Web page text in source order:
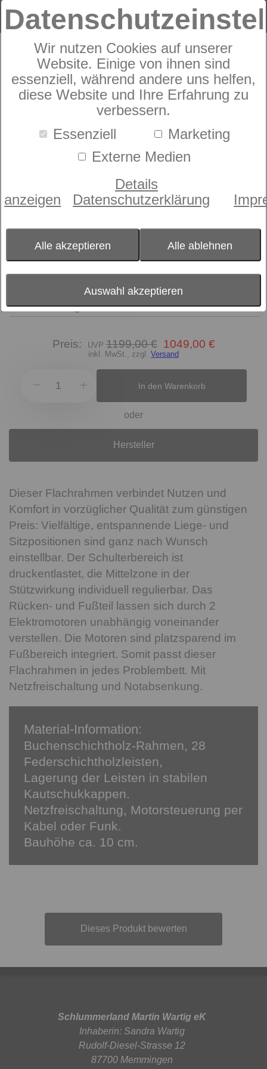
Wir nutzen Cookies auf unserer
Website. Einige von ihnen sind
essenziell, während andere uns helfen,
diese Website und Ihre Erfahrung zu
verbessern.
Essenziell
Marketing
Externe Medien
Details
anzeigen
Datenschutzerklärung
Alle akzeptieren Alle ablehnen
Auswahl akzeptieren
Sympathica Comfort M2
Smart K
Größe
Verstellmöglichkeit
motorisch verstellbar
Motorbedienung
Preis: 1199,00 € 1049,00 €
inkl. MwSt., zzgl. Versand
In den Warenkorb
oder
Hersteller
Dieser Flachrahmen verbindet Nutzen und
Komfort in vorzüglicher Qualität zum günstigen
Preis: Vielfältige, entspannende Liege- und
Sitzpositionen sind ganz nach Wunsch
einstellbar. Der Schulterbereich ist
druckentlastet, die Mittelzone in der
Stützwirkung individuell regulierbar. Das
Rücken- und Fußteil lassen sich durch 2
Elektromotoren unabhängig voneinander
verstellen. Die Motoren sind platzsparend im
Fußbereich integriert. Somit passt dieser
Flachrahmen in jedes Problembett. Mit
Netzfreischaltung und Notabsenkung.
Material-Information:
Buchenschichtholz-Rahmen, 28
Federschichtholzleisten,
Lagerung der Leisten in stabilen
Kautschukkappen.
Netzfreischaltung, Motorsteuerung per
Kabel oder Funk.
Bauhöhe ca. 10 cm.
Dieses Produkt bewerten
Schlummerland Martin Wartig eK
Inhaberin: Sandra Wartig
Rudolf-Diesel-Strasse 12
87700 Memmingen